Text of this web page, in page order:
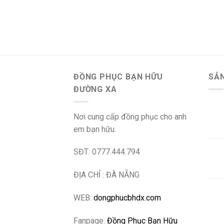
ĐỒNG PHỤC BẠN HỮU
ĐƯỜNG XA
Nơi cung cấp đồng phục cho anh
em bạn hữu.
SĐT: 0777.444.794
ĐỊA CHỈ : ĐÀ NẴNG
WEB: dongphucbhdx.com
Fanpage: Đồng Phục Bạn Hữu